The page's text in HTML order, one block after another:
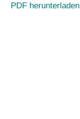
PDF herunterladen